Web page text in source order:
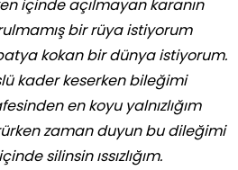
içinde açılmayan karanın
bir rüya istiyorum
kokan bir dünya istiyorum.
kader keserken bileğimi
en koyu yalnızlığım
zaman duyun bu dileğimi
silinsin ıssızlığım.